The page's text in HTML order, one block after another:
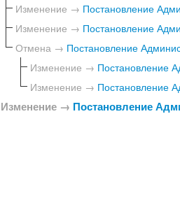
Изменение → Постановление
Изменение → Постановление
Отмена → Постановление
Изменение → Постановление
Изменение → Постановление
Изменение → Постановление